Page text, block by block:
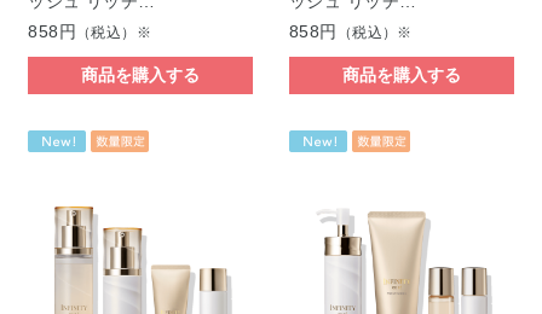
858円
（税込）※
商品を購入する
858円
（税込）※
商品を購入する